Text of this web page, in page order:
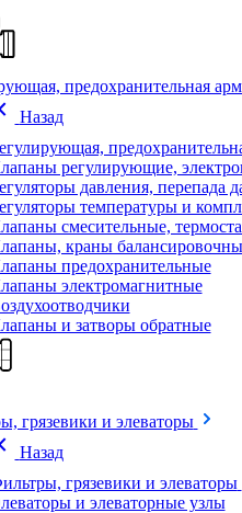
предохранительная
Назад
регулирующие,
давления, перепада
температуры и
смесительные,
краны
предохранительные
электромагнитные
и затворы обратные
грязевики и элеваторы
Назад
грязевики и элеваторы
и элеваторные узлы